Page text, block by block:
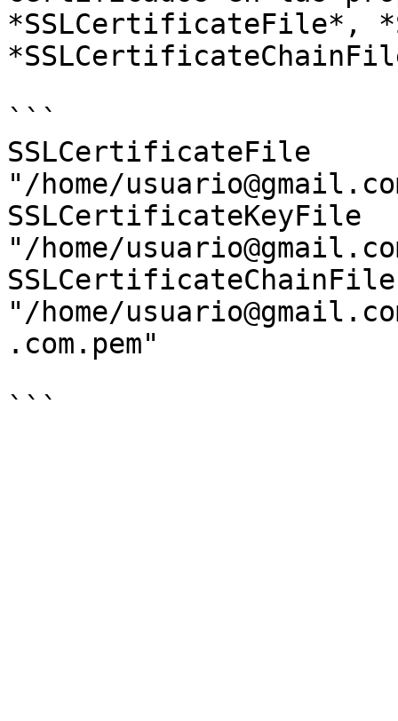
*SSLCertificateFile*,
```
SSLCertificateFile
"/home/
SSLCertificateKeyFile
"/home/
SSLCertificateChainFile
"/home/
.com.pem"